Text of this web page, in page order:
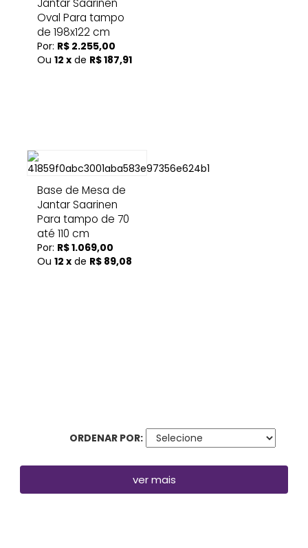
Jantar Saarinen
Oval Para tampo
de 198x122 cm
Por: R$ 2.255,00
Ou 12 x de R$ 187,91
Base de Mesa de
Jantar Saarinen
Para tampo de 70
até 110 cm
Por: R$ 1.069,00
Ou 12 x de R$ 89,08
ORDENAR POR:
ver mais